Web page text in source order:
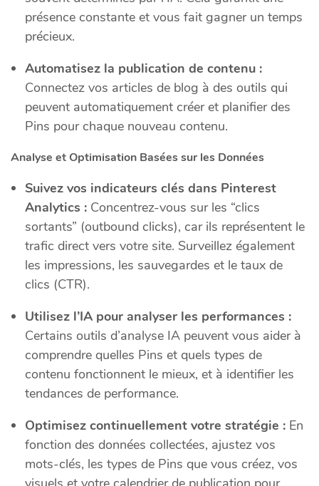
présence constante et vous fait gagner un temps
précieux.
Automatisez la publication de contenu :
Connectez vos articles de blog à des outils qui
peuvent automatiquement créer et planifier des
Pins pour chaque nouveau contenu.
Analyse et Optimisation Basées sur les Données
Suivez vos indicateurs clés dans Pinterest
Analytics : Concentrez-vous sur les “clics
sortants” (outbound clicks), car ils représentent le
trafic direct vers votre site. Surveillez également
les impressions, les sauvegardes et le taux de
clics (CTR).
Utilisez l’IA pour analyser les performances :
Certains outils d’analyse IA peuvent vous aider à
comprendre quelles Pins et quels types de
contenu fonctionnent le mieux, et à identifier les
tendances de performance.
Optimisez continuellement votre stratégie : En
fonction des données collectées, ajustez vos
mots-clés, les types de Pins que vous créez, vos